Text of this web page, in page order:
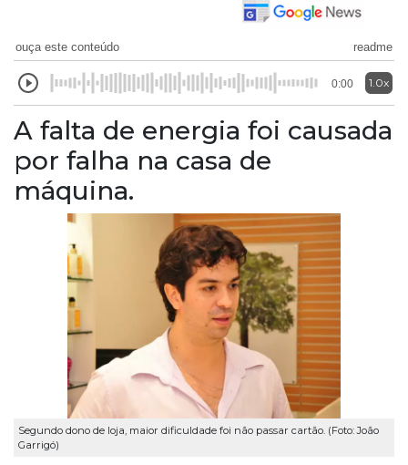
ouça este conteúdo readme
0:00 1.0x
A falta de energia foi causada
por falha na casa de
máquina.
Segundo dono de loja, maior dificuldade foi não passar cartão. (Foto: João
Garrigó)